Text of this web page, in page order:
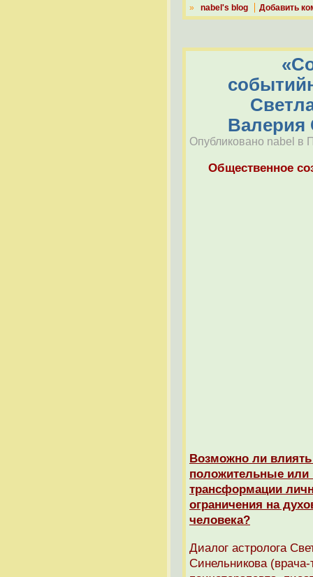
» nabel's blog Добавить
Валерия
Опубликовано nabel в
Общественное
Возможно ли
положительные или
трансформации
ограничения на
человека?
Диалог астролога
Синельникова (врача-